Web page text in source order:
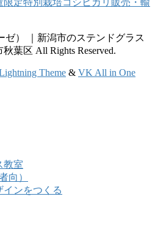
ゼ） ｜新潟市のステンドグラス
葉区 All Rights Reserved.
Theme & VK All in One
教室
向）
インをつくる